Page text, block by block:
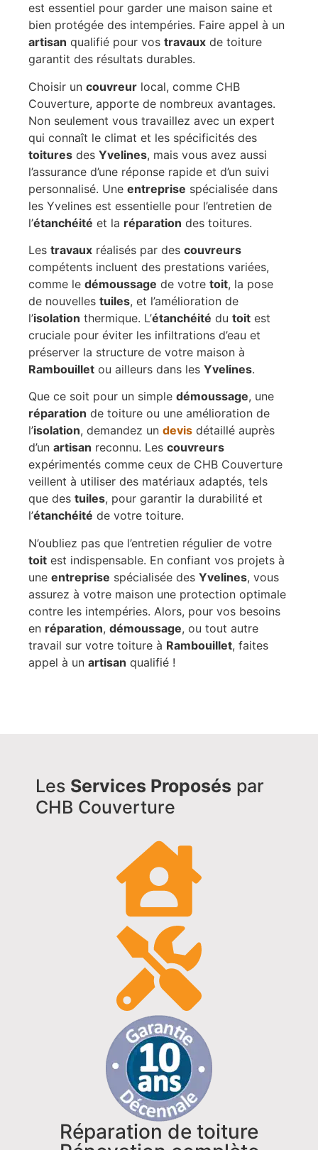
est essentiel pour garder une maison saine et
bien protégée des intempéries. Faire appel à un
artisan qualifié pour vos travaux de toiture
garantit des résultats durables.
Choisir un couvreur local, comme CHB
Couverture, apporte de nombreux avantages.
Non seulement vous travaillez avec un expert
qui connaît le climat et les spécificités des
toitures des Yvelines, mais vous avez aussi
l’assurance d’une réponse rapide et d’un suivi
personnalisé. Une entreprise spécialisée dans
les Yvelines est essentielle pour l’entretien de
l’étanchéité et la réparation des toitures.
Les travaux réalisés par des couvreurs
compétents incluent des prestations variées,
comme le démoussage de votre toit, la pose
de nouvelles tuiles, et l’amélioration de
l’isolation thermique. L’étanchéité du toit est
cruciale pour éviter les infiltrations d’eau et
préserver la structure de votre maison à
Rambouillet ou ailleurs dans les Yvelines.
Que ce soit pour un simple démoussage, une
réparation de toiture ou une amélioration de
l’isolation, demandez un devis détaillé auprès
d’un artisan reconnu. Les couvreurs
expérimentés comme ceux de CHB Couverture
veillent à utiliser des matériaux adaptés, tels
que des tuiles, pour garantir la durabilité et
l’étanchéité de votre toiture.
N’oubliez pas que l’entretien régulier de votre
toit est indispensable. En confiant vos projets à
une entreprise spécialisée des Yvelines, vous
assurez à votre maison une protection optimale
contre les intempéries. Alors, pour vos besoins
en réparation, démoussage, ou tout autre
travail sur votre toiture à Rambouillet, faites
appel à un artisan qualifié !
Les Services Proposés par
CHB Couverture
Réparation de toiture